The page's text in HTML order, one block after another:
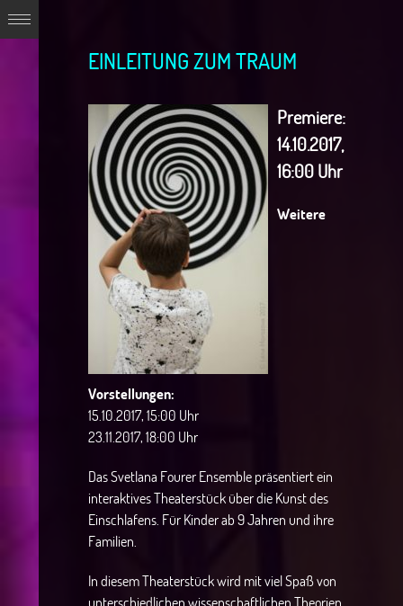
EINLEITUNG ZUM TRAUM
Premiere:
14.10.2017,
16:00 Uhr
Weitere
Vorstellungen:
15.10.2017, 15:00 Uhr
23.11.2017, 18:00 Uhr
Das Svetlana Fourer Ensemble präsentiert ein
interaktives Theaterstück über die Kunst des
Einschlafens. Für Kinder ab 9 Jahren und ihre
Familien.
In diesem Theaterstück wird mit viel Spaß von
unterschiedlichen wissenschaftlichen Theorien